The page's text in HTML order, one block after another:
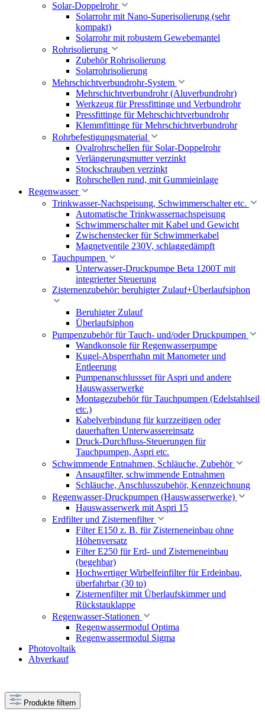
Solar-Doppelrohr
Solarrohr mit Nano-Superisolierung (sehr
kompakt)
Solarrohr mit robustem Gewebemantel
Rohrisolierung
Zubehör Rohrisolierung
Solarrohrisolierung
Mehrschichtverbundrohr-System
Mehrschichtverbundrohr (Aluverbundrohr)
Werkzeug für Pressfittinge und Verbundrohr
Pressfittinge für Mehrschichtverbundrohr
Klemmfittinge für Mehrschichtverbundrohr
Rohrbefestigungsmaterial
Ovalrohrschellen für Solar-Doppelrohr
Verlängerungsmutter verzinkt
Stockschrauben verzinkt
Rohrschellen rund, mit Gummieinlage
Regenwasser
Trinkwasser-Nachspeisung, Schwimmerschalter etc.
Automatische Trinkwassernachspeisung
Schwimmerschalter mit Kabel und Gewicht
Zwischenstecker für Schwimmerkabel
Magnetventile 230V, schlaggedämpft
Tauchpumpen
Unterwasser-Druckpumpe Beta 1200T mit
integrierter Steuerung
Zisternenzubehör: beruhigter Zulauf+Überlaufsiphon
Beruhigter Zulauf
Überlaufsiphon
Pumpenzubehör für Tauch- und/oder Druckpumpen
Wandkonsole für Regenwasserpumpe
Kugel-Absperrhahn mit Manometer und
Entleerung
Pumpenanschlussset für Aspri und andere
Hauswasserwerke
Montagezubehör für Tauchpumpen (Edelstahlseil
etc.)
Kabelverbindung für kurzzeitigen oder
dauerhaften Unterwassereinsatz
Druck-Durchfluss-Steuerungen für
Tauchpumpen, Aspri etc.
Schwimmende Entnahmen, Schläuche, Zubehör
Ansaugfilter, schwimmende Entnahmen
Schläuche, Anschlusszubehör, Kennzeichnung
Regenwasser-Druckpumpen (Hauswasserwerke)
Hauswasserwerk mit Aspri 15
Erdfilter und Zisternenfilter
Filter E150 z. B. für Zisterneneinbau ohne
Höhenversatz
Filter E250 für Erd- und Zisterneneinbau
(begehbar)
Hochwertiger Wirbelfeinfilter für Erdeinbau,
überfahrbar (30 to)
Zisternenfilter mit Überlaufskimmer und
Rückstauklappe
Regenwasser-Stationen
Regenwassermodul Optima
Regenwassermodul Sigma
Photovoltaik
Abverkauf
Produkte filtern